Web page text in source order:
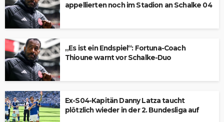
appellierten noch im Stadion an Schalke 04
„Es ist ein Endspiel“: Fortuna-Coach
Thioune warnt vor Schalke-Duo
Ex-S04-Kapitän Danny Latza taucht
plötzlich wieder in der 2. Bundesliga auf